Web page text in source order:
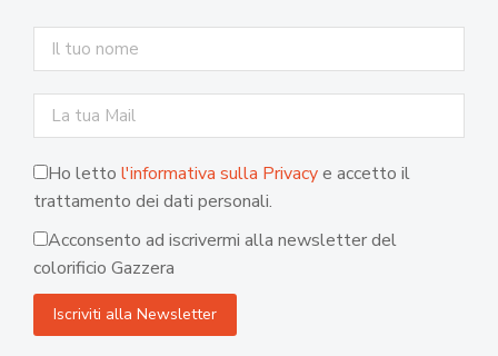
Ho letto l'informativa sulla Privacye accetto il
trattamento dei dati personali.
Acconsento ad iscrivermi alla newsletter del
colorificio Gazzera